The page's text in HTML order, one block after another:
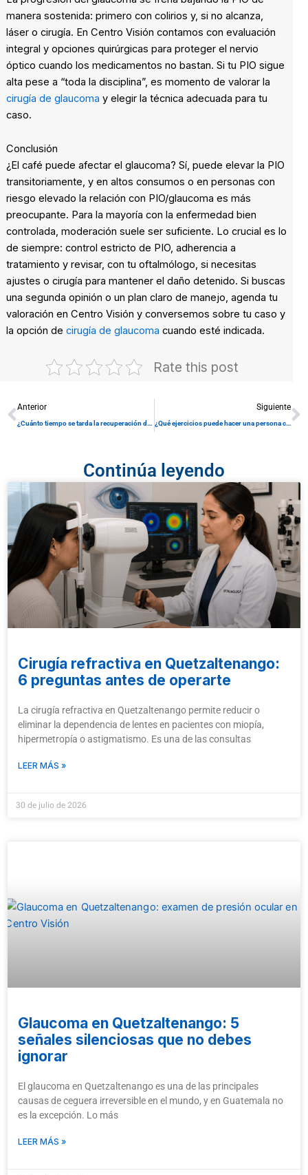
manera sostenida: primero con colirios y, si no alcanza,
láser o cirugía. En Centro Visión contamos con evaluación
integral y opciones quirúrgicas para proteger el nervio
óptico cuando los medicamentos no bastan. Si tu PIO sigue
alta pese a “toda la disciplina”, es momento de valorar la
cirugía de glaucoma y elegir la técnica adecuada para tu
caso.
Conclusión
¿El café puede afectar el glaucoma? Sí, puede elevar la PIO
transitoriamente, y en altos consumos o en personas con
riesgo elevado la relación con PIO/glaucoma es más
preocupante. Para la mayoría con la enfermedad bien
controlada, moderación suele ser suficiente. Lo crucial es lo
de siempre: control estricto de PIO, adherencia a
tratamiento y revisar, con tu oftalmólogo, si necesitas
ajustes o cirugía para mantener el daño detenido. Si buscas
una segunda opinión o un plan claro de manejo, agenda tu
valoración en Centro Visión y conversemos sobre tu caso y
la opción de cirugía de glaucoma cuando esté indicada.
Rate this post
Prev
Anterior
¿Cuánto tiempo se tarda la recuperación de cirugía de estrabismo?
Siguiente
¿Qué ejercicios puede hacer una persona con glaucoma? Guía práctica (segura y útil)
Continúa leyendo
Cirugía refractiva en Quetzaltenango:
6 preguntas antes de operarte
La cirugía refractiva en Quetzaltenango permite reducir o
eliminar la dependencia de lentes en pacientes con miopía,
hipermetropía o astigmatismo. Es una de las consultas
LEER MÁS »
30 de julio de 2026
Glaucoma en Quetzaltenango: 5
señales silenciosas que no debes
ignorar
El glaucoma en Quetzaltenango es una de las principales
causas de ceguera irreversible en el mundo, y en Guatemala no
es la excepción. Lo más
LEER MÁS »